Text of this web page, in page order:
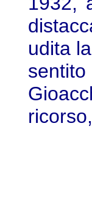
udita
sentito